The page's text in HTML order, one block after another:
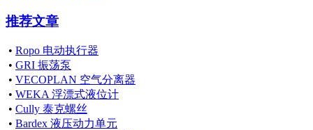
推荐文章
• Ropo 电动执行器
• GRI 振荡泵
• VECOPLAN 空气分离器
• WEKA 浮漂式液位计
• Cully 泰克螺丝
• Bardex 液压动力单元